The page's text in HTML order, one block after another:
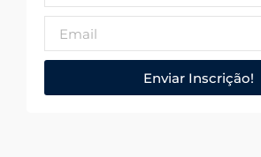
Enviar Inscrição!